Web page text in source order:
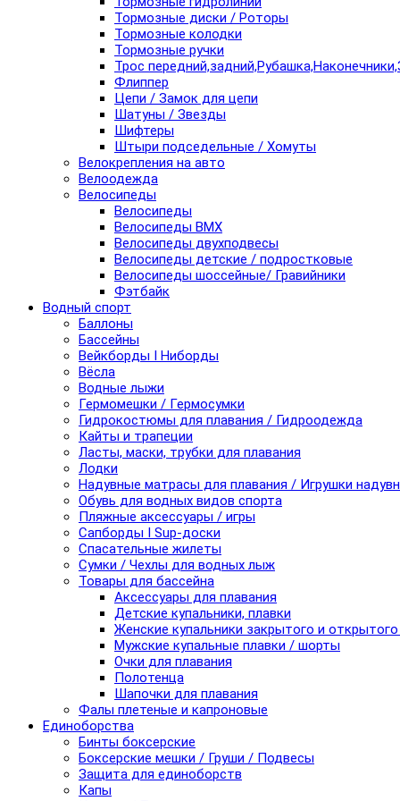
Тормозные диски / Роторы
Тормозные колодки
Тормозные ручки
Трос
Флиппер
Цепи / Замок для цепи
Шатуны / Звезды
Шифтеры
Штыри подседельные / Хомуты
Велокрепления на авто
Велоодежда
Велосипеды
Велосипеды
Велосипеды BMX
Велосипеды двухподвесы
Велосипеды детские / подростковые
Велосипеды шоссейные/ Гравийники
Фэтбайк
Водный спорт
Баллоны
Бассейны
Вейкборды I Ниборды
Вёсла
Водные лыжи
Гермомешки / Гермосумки
Гидрокостюмы для плавания / Гидроодежда
Кайты и трапеции
Ласты, маски, трубки для плавания
Лодки
Надувные матрасы для плавания / Игрушки
Обувь для водных видов спорта
Пляжные аксессуары / игры
Сапборды I Sup-доски
Спасательные жилеты
Сумки / Чехлы для водных лыж
Товары для бассейна
Аксессуары для плавания
Детские купальники, плавки
Женские купальники закрытого и
Мужские купальные плавки / шорты
Очки для плавания
Полотенца
Шапочки для плавания
Фалы плетеные и капроновые
Единоборства
Бинты боксерские
Боксерские мешки / Груши / Подвесы
Защита для единоборств
Капы